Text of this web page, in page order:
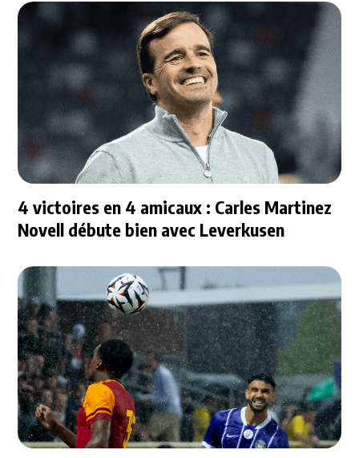
4 victoires en 4 amicaux : Carles Martinez
Novell débute bien avec Leverkusen